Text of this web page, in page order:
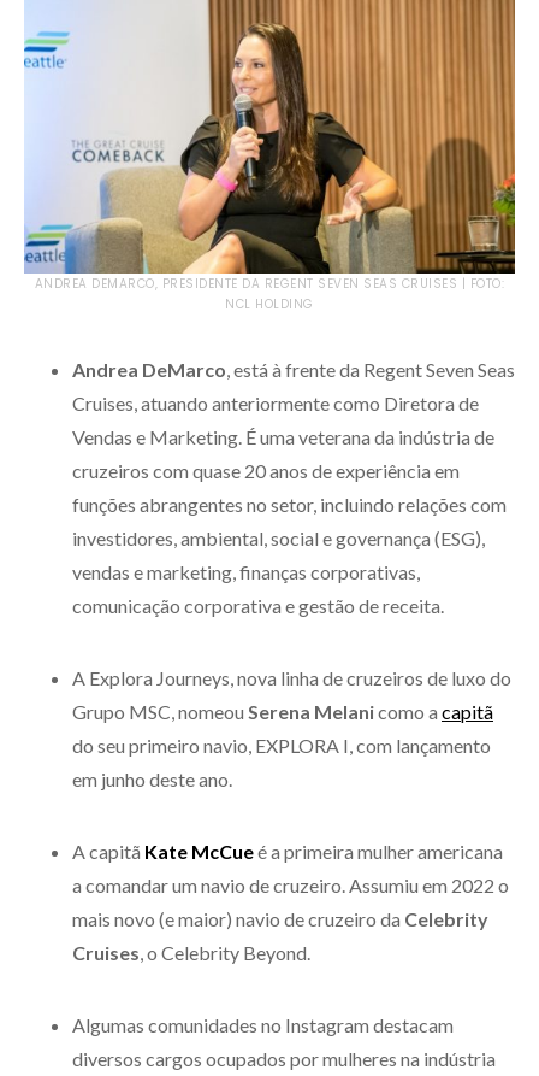
ANDREA DEMARCO, PRESIDENTE DA REGENT SEVEN SEAS CRUISES | FOTO:
NCL HOLDING
Andrea DeMarco , está à frente da Regent Seven Seas
Cruises, atuando anteriormente como Diretora de
Vendas e Marketing. É uma veterana da indústria de
cruzeiros com quase 20 anos de experiência em
funções abrangentes no setor, incluindo relações com
investidores, ambiental, social e governança (ESG),
vendas e marketing, finanças corporativas,
comunicação corporativa e gestão de receita.
A Explora Journeys, nova linha de cruzeiros de luxo do
Grupo MSC, nomeou Serena Melanicomo a capitã
do seu primeiro navio, EXPLORA I, com lançamento
em junho deste ano.
A capitã Kate McCueé a primeira mulher americana
a comandar um navio de cruzeiro. Assumiu em 2022 o
mais novo (e maior) navio de cruzeiro da Celebrity
Cruises , o Celebrity Beyond.
Algumas comunidades no Instagram destacam
diversos cargos ocupados por mulheres na indústria